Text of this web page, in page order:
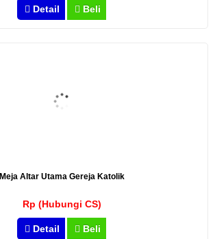
Detail Beli
Meja Altar Utama Gereja Katolik
Rp (Hubungi CS)
Detail Beli